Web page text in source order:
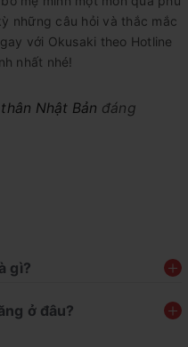
những câu hỏi và thắc mắc
với Okusaki theo Hotline
nhất nhé!
Nhật Bản đáng
gì?
ở đâu?